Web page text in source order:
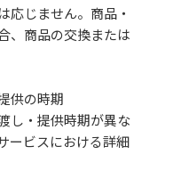
応じません。商品・
、商品の交換または
供の時期
し・提供時期が異な
ービスにおける詳細